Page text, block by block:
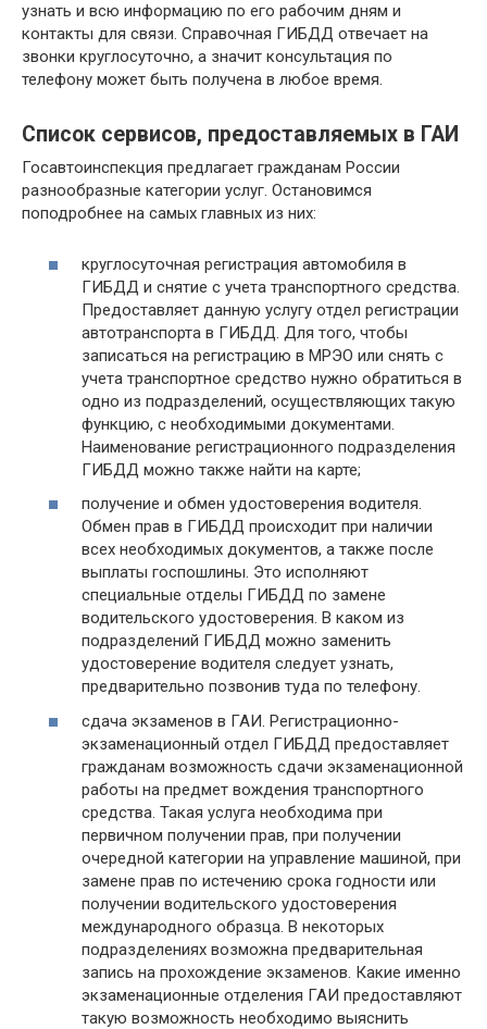
узнать и всю информацию по его рабочим дням и
контакты для связи. Справочная ГИБДД отвечает на
звонки круглосуточно, а значит консультация по
телефону может быть получена в любое время.
Список сервисов, предоставляемых в ГАИ
Госавтоинспекция предлагает гражданам России
разнообразные категории услуг. Остановимся
поподробнее на самых главных из них:
круглосуточная регистрация автомобиля в
ГИБДД и снятие с учета транспортного средства.
Предоставляет данную услугу отдел регистрации
автотранспорта в ГИБДД. Для того, чтобы
записаться на регистрацию в МРЭО или снять с
учета транспортное средство нужно обратиться в
одно из подразделений, осуществляющих такую
функцию, с необходимыми документами.
Наименование регистрационного подразделения
ГИБДД можно также найти на карте;
получение и обмен удостоверения водителя.
Обмен прав в ГИБДД происходит при наличии
всех необходимых документов, а также после
выплаты госпошлины. Это исполняют
специальные отделы ГИБДД по замене
водительского удостоверения. В каком из
подразделений ГИБДД можно заменить
удостоверение водителя следует узнать,
предварительно позвонив туда по телефону.
сдача экзаменов в ГАИ. Регистрационно-
экзаменационный отдел ГИБДД предоставляет
гражданам возможность сдачи экзаменационной
работы на предмет вождения транспортного
средства. Такая услуга необходима при
первичном получении прав, при получении
очередной категории на управление машиной, при
замене прав по истечению срока годности или
получении водительского удостоверения
международного образца. В некоторых
подразделениях возможна предварительная
запись на прохождение экзаменов. Какие именно
экзаменационные отделения ГАИ предоставляют
такую возможность необходимо выяснить